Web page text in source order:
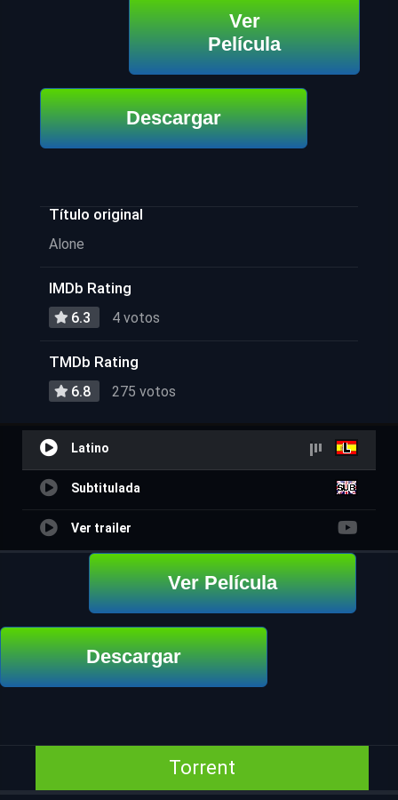
Ver
Película
Descargar
Título original
Alone
IMDb Rating
6.3 4 votos
TMDb Rating
6.8 275 votos
Latino
Subtitulada
Ver trailer
Ver Película
Descargar
Torrent